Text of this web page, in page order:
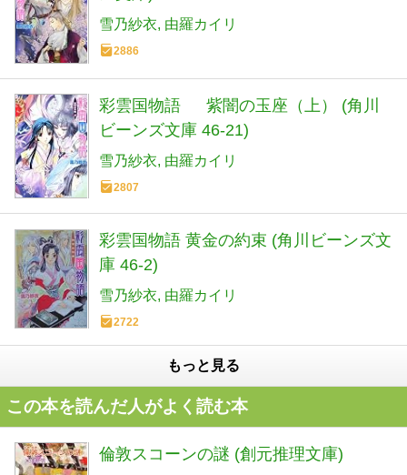
雪乃紗衣 由羅カイリ
2886
彩雲国物語 紫闇の玉座（上） (角川
ビーンズ文庫 46-21)
雪乃紗衣 由羅カイリ
2807
彩雲国物語 黄金の約束 (角川ビーンズ文
庫 46-2)
雪乃紗衣 由羅カイリ
2722
もっと見る
この本を読んだ人がよく読む本
倫敦スコーンの謎 (創元推理文庫)